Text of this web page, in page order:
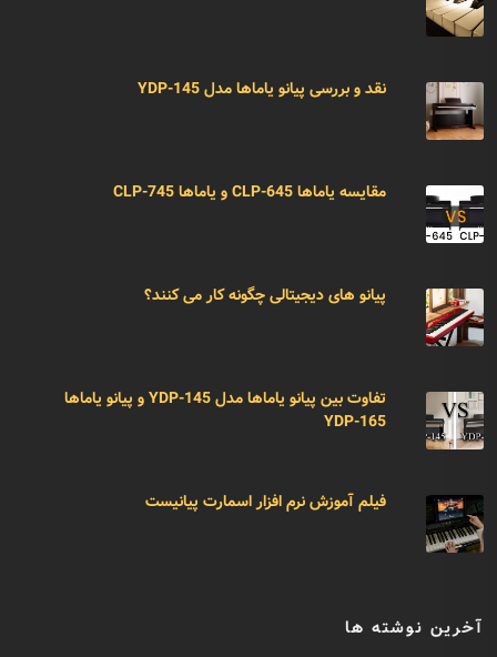
نقد و بررسی پیانو یاماها مدل YDP-145
مقایسه یاماها CLP-645 و یاماها CLP-745
پیانو های دیجیتالی چگونه کار می کنند؟
تفاوت بین پیانو یاماها مدل YDP-145 و پیانو یاماها
YDP-165
فیلم آموزش نرم افزار اسمارت پیانیست
آخرین نوشته ها